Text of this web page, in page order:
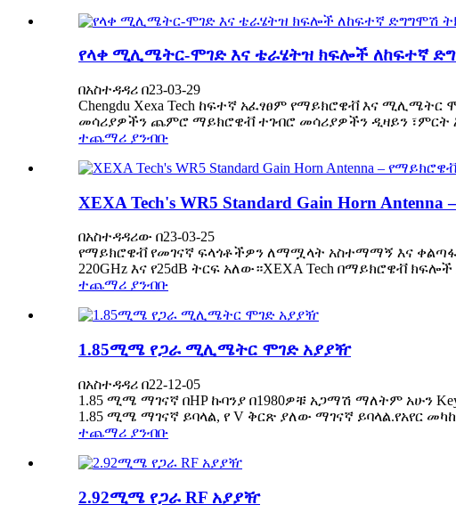
የላቀ ሚሊሜትር-ሞገድ እና ቴራሄትዝ ክፍሎች ለከፍተኛ
በአስተዳዳሪ በ23-03-29
Chengdu Xexa Tech ከፍተኛ አፈፃፀም የማይክሮዌቭ እና
መሳሪያዎችን ጨምሮ ማይክሮዌቭ ተገብሮ መሳሪያዎችን ዲዛይን ፣ምርት
ተጨማሪ ያንብቡ
XEXA Tech's WR5 Standard Gain Horn
በአስተዳዳሪው በ23-03-25
የማይክሮዌቭ የመገናኛ ፍላጎቶችዎን ለማሟላት አስተማማኝ እና ቀልጣፋ
220GHz እና የ25dB ትርፍ አለው።XEXA Tech በማይክሮዌቭ
ተጨማሪ ያንብቡ
1.85ሚሜ የጋራ ሚሊሜትር ሞገድ አያያዥ
በአስተዳዳሪ በ22-12-05
1.85 ሚሜ ማገናኛ በHP ኩባንያ በ1980ዎቹ አጋማሽ ማለትም አሁን
1.85 ሚሜ ማገናኛ ይባላል, የ V ቅርጽ ያለው ማገናኛ ይባላል.የአየር
ተጨማሪ ያንብቡ
2.92ሚሜ የጋራ RF አያያዥ